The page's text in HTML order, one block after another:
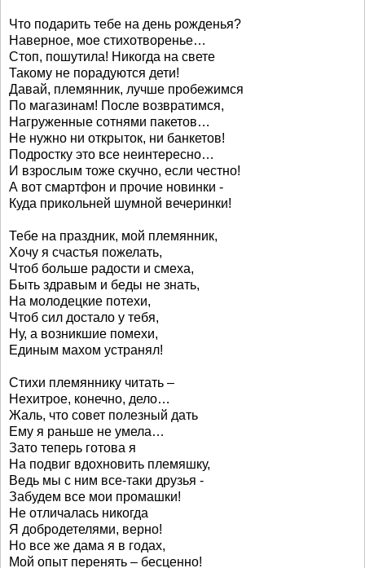
Что подарить тебе на день рожденья?
Наверное, мое стихотворенье…
Стоп, пошутила! Никогда на свете
Такому не порадуются дети!
Давай, племянник, лучше пробежимся
По магазинам! После возвратимся,
Нагруженные сотнями пакетов…
Не нужно ни открыток, ни банкетов!
Подростку это все неинтересно…
И взрослым тоже скучно, если честно!
А вот смартфон и прочие новинки -
Куда прикольней шумной вечеринки!
Тебе на праздник, мой племянник,
Хочу я счастья пожелать,
Чтоб больше радости и смеха,
Быть здравым и беды не знать,
На молодецкие потехи,
Чтоб сил достало у тебя,
Ну, а возникшие помехи,
Единым махом устранял!
Стихи племяннику читать –
Нехитрое, конечно, дело…
Жаль, что совет полезный дать
Ему я раньше не умела…
Зато теперь готова я
На подвиг вдохновить племяшку,
Ведь мы с ним все-таки друзья -
Забудем все мои промашки!
Не отличалась никогда
Я добродетелями, верно!
Но все же дама я в годах,
Мой опыт перенять – бесценно!